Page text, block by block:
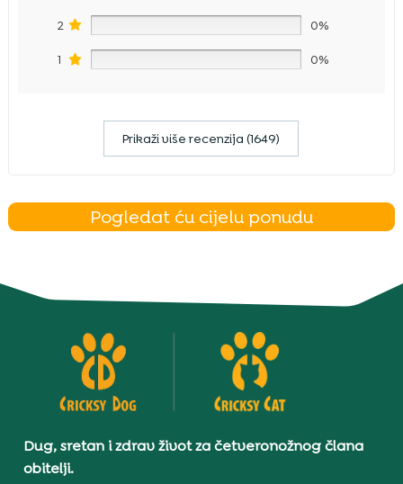
2 0%
1 0%
Prikaži više recenzija (1649)
Pogledat ću cijelu ponudu
Dug, sretan i zdrav život za četveronožnog člana
obitelji.